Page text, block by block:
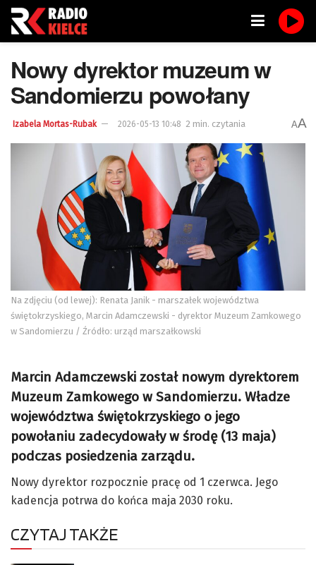
Nowy dyrektor muzeum w
Sandomierzu powołany
Izabela Mortas-Rubak 2026-05-13 10:48 2 min. czytania AA
Na zdjęciu (od lewej): Renata Janik - marszałek województwa
świętokrzyskiego, Marcin Adamczewski - dyrektor Muzeum Zamkowego
w Sandomierzu / Źródło: urząd marszałkowski
Marcin Adamczewski został nowym dyrektorem
Muzeum Zamkowego w Sandomierzu. Władze
województwa świętokrzyskiego o jego
powołaniu zadecydowały w środę (13 maja)
podczas posiedzenia zarządu.
Nowy dyrektor rozpocznie pracę od 1 czerwca. Jego
kadencja potrwa do końca maja 2030 roku.
CZYTAJ TAKŻE